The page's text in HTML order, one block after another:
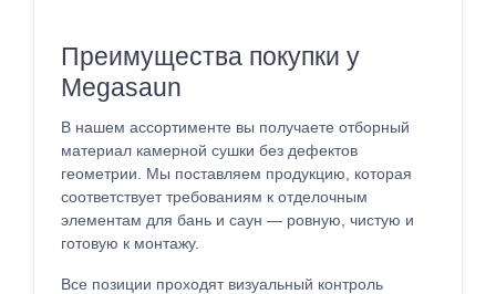
Преимущества покупки у
Megasaun
В нашем ассортименте вы получаете отборный
материал камерной сушки без дефектов
геометрии. Мы поставляем продукцию, которая
соответствует требованиям к отделочным
элементам для бань и саун — ровную, чистую и
готовую к монтажу.
Все позиции проходят визуальный контроль